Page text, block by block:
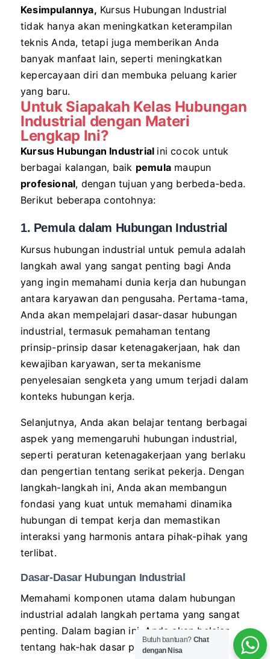
Kesimpulannya, Kursus Hubungan Industrial
tidak hanya akan meningkatkan keterampilan
teknis Anda, tetapi juga memberikan Anda
banyak manfaat lain, seperti meningkatkan
kepercayaan diri dan membuka peluang karier
yang baru.
Untuk Siapakah Kelas Hubungan
Industrial dengan Materi
Lengkap Ini?
Kursus Hubungan Industrial ini cocok untuk
berbagai kalangan, baik pemula maupun
profesional, dengan tujuan yang berbeda-beda.
Berikut beberapa contohnya:
1. Pemula dalam Hubungan Industrial
Kursus hubungan industrial untuk pemula adalah
langkah awal yang sangat penting bagi Anda
yang ingin memahami dunia kerja dan hubungan
antara karyawan dan pengusaha. Pertama-tama,
Anda akan mempelajari dasar-dasar hubungan
industrial, termasuk pemahaman tentang
prinsip-prinsip dasar ketenagakerjaan, hak dan
kewajiban karyawan, serta mekanisme
penyelesaian sengketa yang umum terjadi dalam
konteks hubungan kerja.
Selanjutnya, Anda akan belajar tentang berbagai
aspek yang memengaruhi hubungan industrial,
seperti peraturan ketenagakerjaan yang berlaku
dan pengertian tentang serikat pekerja. Dengan
langkah-langkah ini, Anda akan membangun
fondasi yang kuat untuk memahami dinamika
hubungan di tempat kerja dan memastikan
interaksi yang harmonis antara pihak-pihak yang
terlibat.
Dasar-Dasar Hubungan Industrial
Memahami komponen utama dalam hubungan
industrial adalah langkah pertama yang sangat
penting. Dalam bagian ini, Anda akan belajar
tentang hak-hak dasar pekerja, kewajiban
Butuh bantuan? Chat
dengan Nisa